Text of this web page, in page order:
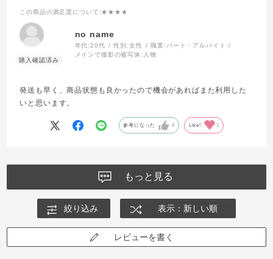
この商品の満足度について :★★★★
no name
年代:20代 性別:女性 職業:パート・アルバイト
メインで撮影の被写体: 人物
発送も早く、商品状態も良かったので機会があればまた利用した
いと思います。
参考になった 0 Like! 1
もっと見る
絞り込み 表示：新しい順
レビューを書く